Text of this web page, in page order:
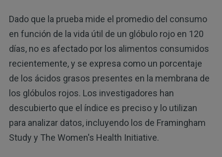
Dado que la prueba mide el promedio del consumo
en función de la vida útil de un glóbulo rojo en 120
días, no es afectado por los alimentos consumidos
recientemente, y se expresa como un porcentaje
de los ácidos grasos presentes en la membrana de
los glóbulos rojos. Los investigadores han
descubierto que el índice es preciso y lo utilizan
para analizar datos, incluyendo los de Framingham
Study y The Women's Health Initiative.